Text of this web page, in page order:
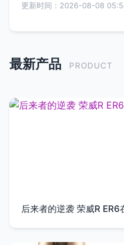
更新时间：2026-08-08
最新产品 PRODUCT
后来者的逆袭 荣威R